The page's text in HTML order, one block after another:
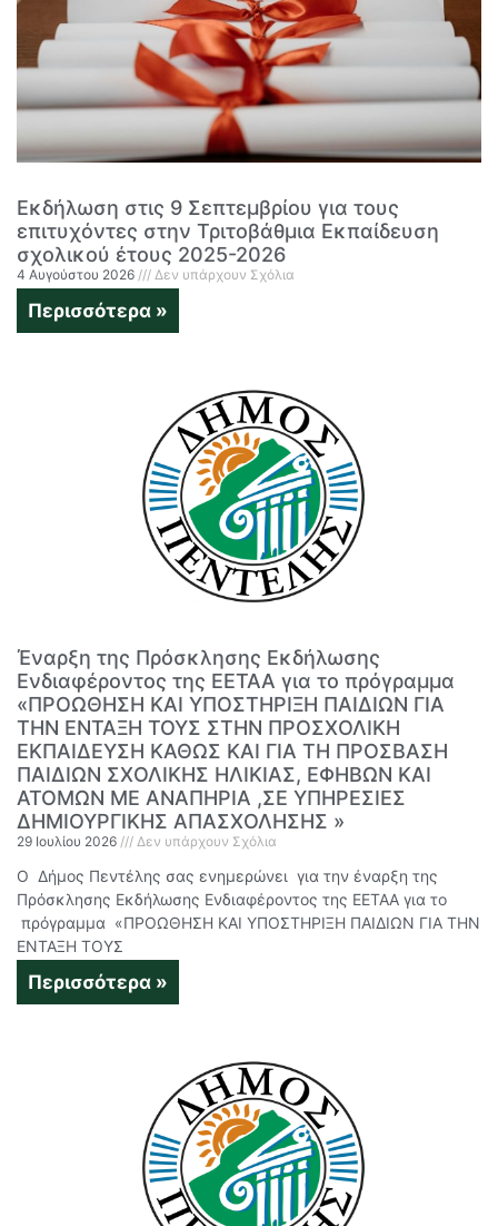
Εκδήλωση στις 9 Σεπτεμβρίου για τους
επιτυχόντες στην Τριτοβάθμια Εκπαίδευση
σχολικού έτους 2025-2026
4 Αυγούστου 2026 Δεν υπάρχουν Σχόλια
Περισσότερα »
Έναρξη της Πρόσκλησης Εκδήλωσης
Ενδιαφέροντος της ΕΕΤΑΑ για το πρόγραμμα
«ΠΡΟΩΘΗΣΗ ΚΑΙ ΥΠΟΣΤΗΡΙΞΗ ΠΑΙΔΙΩΝ ΓΙΑ
ΤΗΝ ΕΝΤΑΞΗ ΤΟΥΣ ΣΤΗΝ ΠΡΟΣΧΟΛΙΚΗ
ΕΚΠΑΙΔΕΥΣΗ ΚΑΘΩΣ ΚΑΙ ΓΙΑ ΤΗ ΠΡΟΣΒΑΣΗ
ΠΑΙΔΙΩΝ ΣΧΟΛΙΚΗΣ ΗΛΙΚΙΑΣ, ΕΦΗΒΩΝ ΚΑΙ
ΑΤΟΜΩΝ ΜΕ ΑΝΑΠΗΡΙΑ ,ΣΕ ΥΠΗΡΕΣΙΕΣ
ΔΗΜΙΟΥΡΓΙΚΗΣ ΑΠΑΣΧΟΛΗΣΗΣ »
29 Ιουλίου 2026 Δεν υπάρχουν Σχόλια
Ο Δήμος Πεντέλης σας ενημερώνει για την έναρξη της
Πρόσκλησης Εκδήλωσης Ενδιαφέροντος της ΕΕΤΑΑ για το
πρόγραμμα «ΠΡΟΩΘΗΣΗ ΚΑΙ ΥΠΟΣΤΗΡΙΞΗ ΠΑΙΔΙΩΝ ΓΙΑ ΤΗΝ
ΕΝΤΑΞΗ ΤΟΥΣ
Περισσότερα »